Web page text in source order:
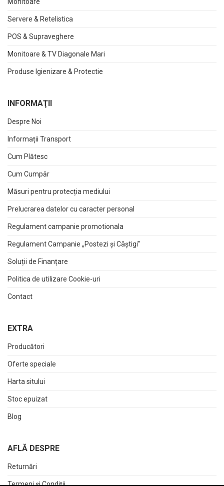
Monitoare
Servere & Retelistica
POS & Supraveghere
Monitoare & TV Diagonale Mari
Produse Igienizare & Protectie
INFORMAŢII
Despre Noi
Informații Transport
Cum Plătesc
Cum Cumpăr
Măsuri pentru protecția mediului
Prelucrarea datelor cu caracter personal
Regulament campanie promotionala
Regulament Campanie „Postezi și Câștigi"
Soluții de Finanțare
Politica de utilizare Cookie-uri
Contact
EXTRA
Producători
Oferte speciale
Harta sitului
Stoc epuizat
Blog
AFLĂ DESPRE
Returnări
Termeni și Condiții